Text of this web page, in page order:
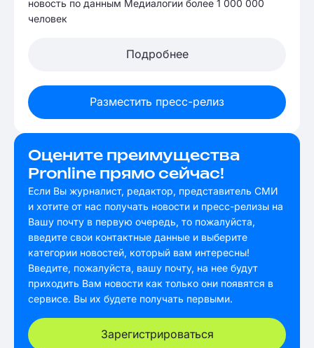
новость по данным Медиалогии более 1 000 000
человек
Подробнее
Разместить пресс-релиз
Оцените преимущества
Pronline прямо сейчас!
Если Вы журналист, редактор, представитель СМИ
и хотите от нас получать новости и пресс-релизы на
Вашу почту в первую очередь, то пожалуйста,
введите свои контактные данные и выберите
категории новостей, который вам интересны!
Введите, пожалуйста, вашу почту, на нее будут
приходить Вам новости как только они появятся в
сервисе. Вы их будете получать первыми.
Зарегистрироваться